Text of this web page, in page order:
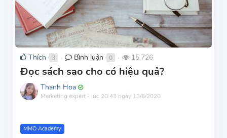
Thích 3 ● Bình luận 0 ● 15,726
Đọc sách sao cho có hiệu quả?
Thanh Hoa
Marketing expert - lúc 20:43 ngày 13/6/2020
MMO Academy